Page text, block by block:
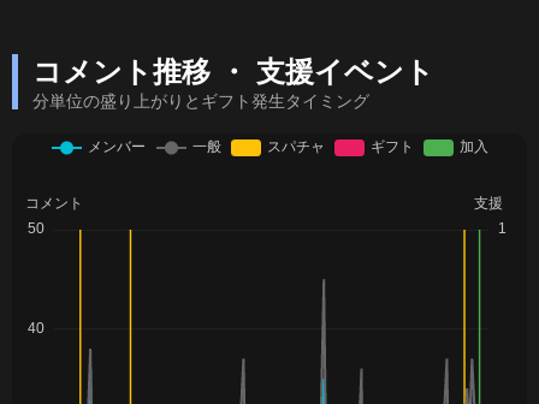
コメント推移 ・ 支援イベント
分単位の盛り上がりとギフト発生タイミング